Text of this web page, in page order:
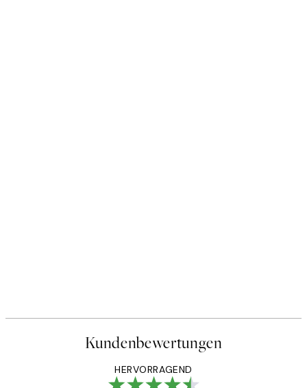
Kundenbewertungen
HERVORRAGEND